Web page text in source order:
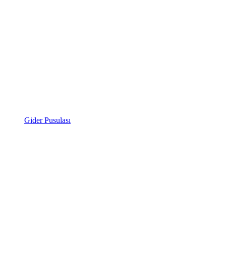
Gider Pusulası